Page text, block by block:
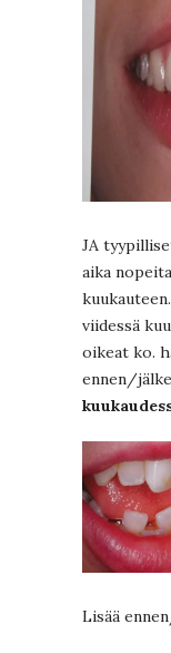
JA
aika
viidessä
oikeat ko.
ennen/
Lisää